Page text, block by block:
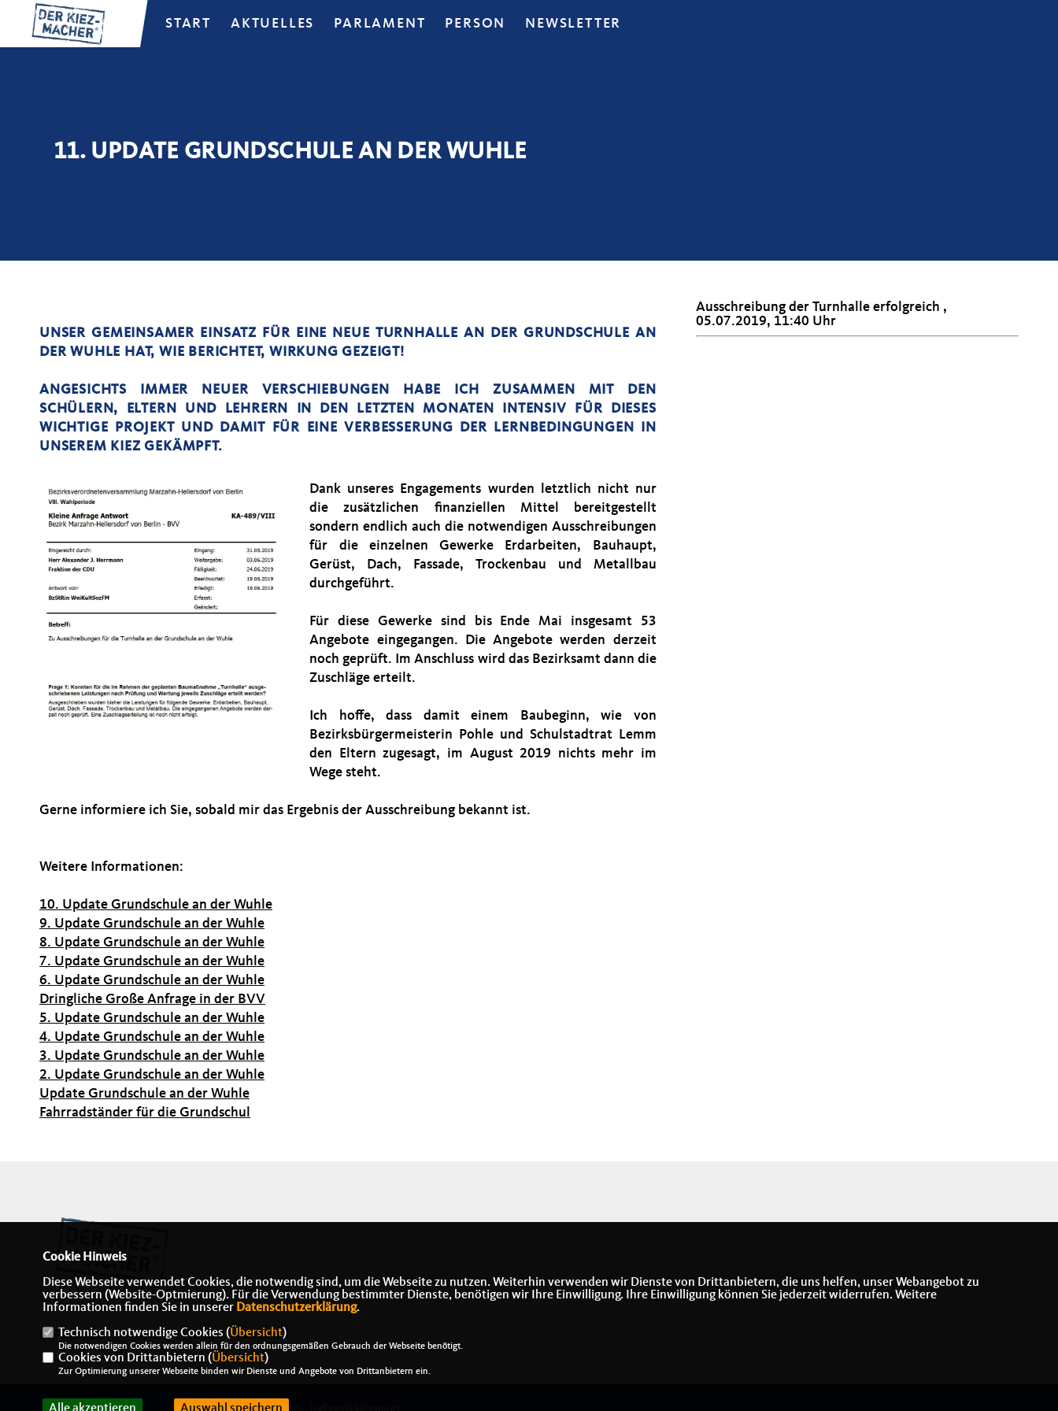
START AKTUELLES PARLAMENT PERSON NEWSLETTER
11. UPDATE GRUNDSCHULE AN DER WUHLE
UNSER GEMEINSAMER EINSATZ FÜR EINE NEUE TURNHALLE AN DER GRUNDSCHULE AN
DER WUHLE HAT, WIE BERICHTET, WIRKUNG GEZEIGT!
ANGESICHTS IMMER NEUER VERSCHIEBUNGEN HABE ICH ZUSAMMEN MIT DEN
SCHÜLERN, ELTERN UND LEHRERN IN DEN LETZTEN MONATEN INTENSIV FÜR DIESES
WICHTIGE PROJEKT UND DAMIT FÜR EINE VERBESSERUNG DER LERNBEDINGUNGEN IN
UNSEREM KIEZ GEKÄMPFT.
Dank unseres Engagements wurden letztlich nicht nur
die zusätzlichen finanziellen Mittel bereitgestellt
sondern endlich auch die notwendigen Ausschreibungen
für die einzelnen Gewerke Erdarbeiten, Bauhaupt,
Gerüst, Dach, Fassade, Trockenbau und Metallbau
durchgeführt.
Für diese Gewerke sind bis Ende Mai insgesamt 53
Angebote eingegangen. Die Angebote werden derzeit
noch geprüft. Im Anschluss wird das Bezirksamt dann die
Zuschläge erteilt.
Ich hoffe, dass damit einem Baubeginn, wie von
Bezirksbürgermeisterin Pohle und Schulstadtrat Lemm
den Eltern zugesagt, im August 2019 nichts mehr im
Wege steht.
Gerne informiere ich Sie, sobald mir das Ergebnis der Ausschreibung bekannt ist.
Weitere Informationen:
10. Update Grundschule an der Wuhle
9. Update Grundschule an der Wuhle
8. Update Grundschule an der Wuhle
7. Update Grundschule an der Wuhle
6. Update Grundschule an der Wuhle
Dringliche Große Anfrage in der BVV
5. Update Grundschule an der Wuhle
4. Update Grundschule an der Wuhle
3. Update Grundschule an der Wuhle
2. Update Grundschule an der Wuhle
Update Grundschule an der Wuhle
Fahrradständer für die Grundschul
Ausschreibung der Turnhalle erfolgreich ,
05.07.2019, 11:40 Uhr
IMPRESSUM DATENSCHUTZ KONTAKT
@2026 Alexander J. Herrmann - Treffpunkt bürgernAH
Cookie Hinweis
Diese Webseite verwendet Cookies, die notwendig sind, um die Webseite zu nutzen. Weiterhin verwenden wir Dienste von Drittanbietern, die uns helfen, unser Webangebot zu
verbessern (Website-Optmierung). Für die Verwendung bestimmter Dienste, benötigen wir Ihre Einwilligung. Ihre Einwilligung können Sie jederzeit widerrufen. Weitere
Informationen finden Sie in unserer Datenschutzerklärung.
Technisch notwendige Cookies (Übersicht)
Die notwendigen Cookies werden allein für den ordnungsgemäßen Gebrauch der Webseite benötigt.
Cookies von Drittanbietern (Übersicht)
Zur Optimierung unserer Webseite binden wir Dienste und Angebote von Drittanbietern ein.